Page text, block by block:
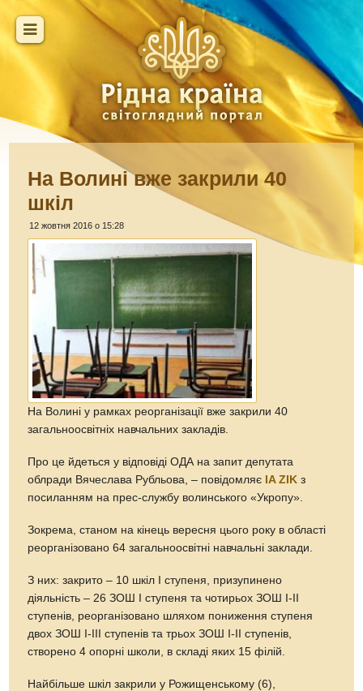
На Волині вже закрили 40
шкіл
12 жовтня 2016 о 15:28
На Волині у рамках реорганізації вже закрили 40
загальноосвітніх навчальних закладів.
Про це йдеться у відповіді ОДА на запит депутата
облради Вячеслава Рубльова, – повідомляє IA ZIK з
посиланням на прес-службу волинського «Укропу».
Зокрема, станом на кінець вересня цього року в області
реорганізовано 64 загальноосвітні навчальні заклади.
З них: закрито – 10 шкіл І ступеня, призупинено
діяльність – 26 ЗОШ І ступеня та чотирьох ЗОШ І-ІІ
ступенів, реорганізовано шляхом пониження ступеня
двох ЗОШ І-ІІІ ступенів та трьох ЗОШ І-ІІ ступенів,
створено 4 опорні школи, в складі яких 15 філій.
Найбільше шкіл закрили у Рожищенському (6),